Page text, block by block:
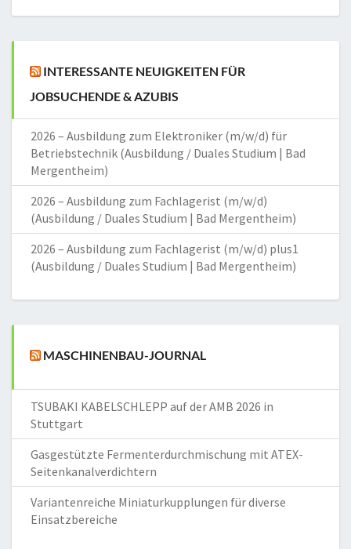
INTERESSANTE NEUIGKEITEN FÜR
JOBSUCHENDE & AZUBIS
2026 – Ausbildung zum Elektroniker (m/w/d) für
Betriebstechnik (Ausbildung / Duales Studium | Bad
Mergentheim)
2026 – Ausbildung zum Fachlagerist (m/w/d)
(Ausbildung / Duales Studium | Bad Mergentheim)
2026 – Ausbildung zum Fachlagerist (m/w/d) plus1
(Ausbildung / Duales Studium | Bad Mergentheim)
MASCHINENBAU-JOURNAL
TSUBAKI KABELSCHLEPP auf der AMB 2026 in
Stuttgart
Gasgestützte Fermenterdurchmischung mit ATEX-
Seitenkanalverdichtern
Variantenreiche Miniaturkupplungen für diverse
Einsatzbereiche